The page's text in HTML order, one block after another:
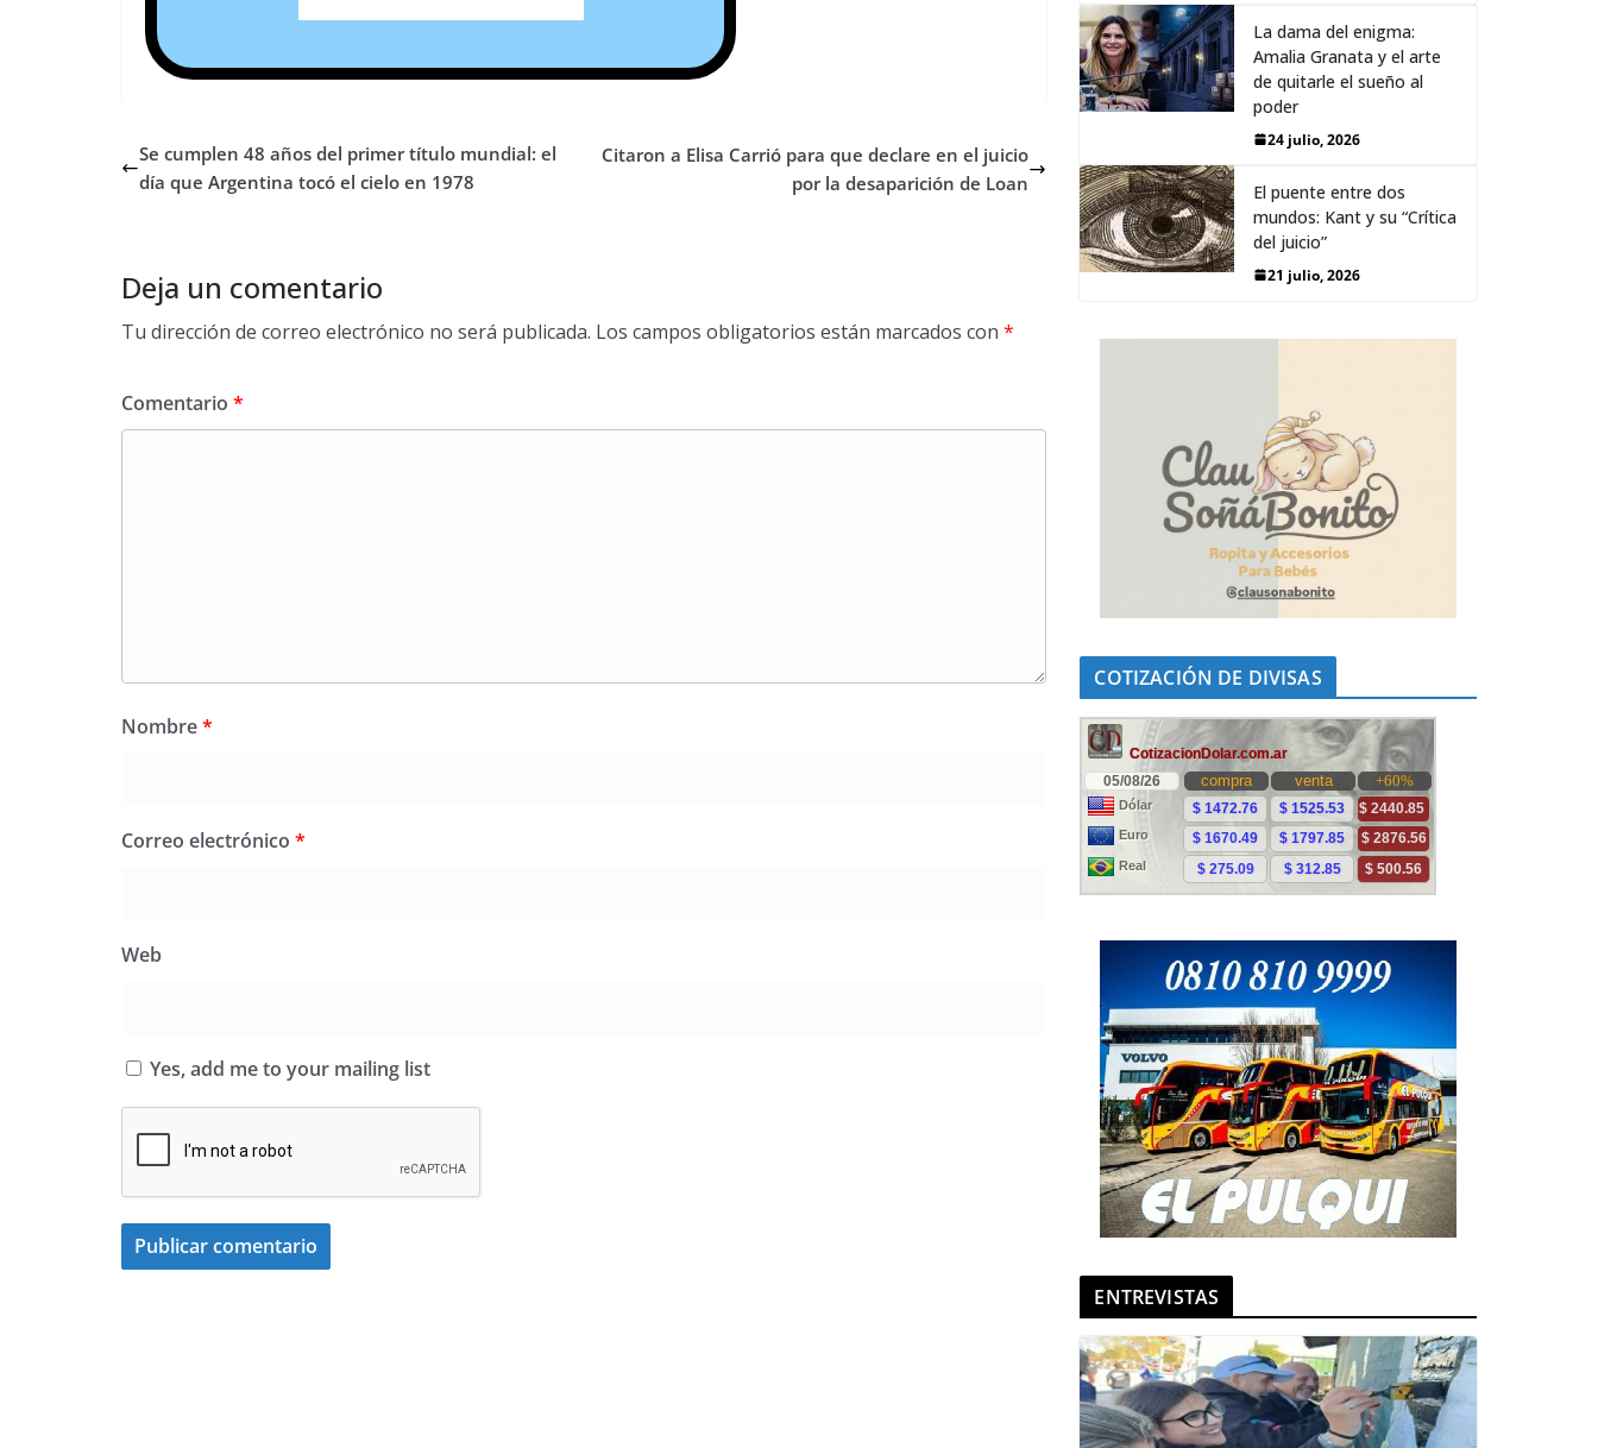
Se cumplen 48 años del primer título mundial: el
día que Argentina tocó el cielo en 1978
Citaron a Elisa Carrió para que declare en el juicio
por la desaparición de Loan
Deja un comentario
Tu dirección de correo electrónico no será publicada. Los campos obligatorios están marcados con *
Comentario *
Nombre*
Correo electrónico *
Web
Yes, add me to your mailing list
La dama del enigma:
Amalia Granata y el arte
de quitarle el sueño al
poder
24 julio, 2026
El puente entre dos
mundos: Kant y su “Crítica
del juicio”
21 julio, 2026
COTIZACIÓN DE DIVISAS
ENTREVISTAS